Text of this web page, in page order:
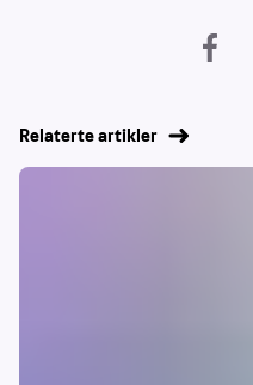
Relaterte artikler